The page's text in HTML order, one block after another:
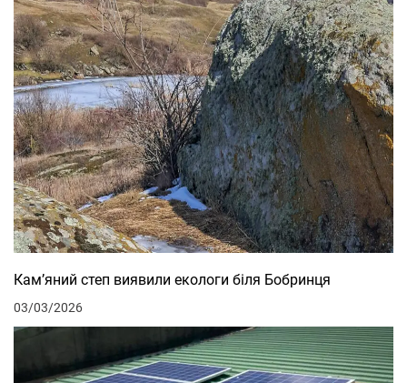
Кам’яний степ виявили екологи біля Бобринця
03/03/2026